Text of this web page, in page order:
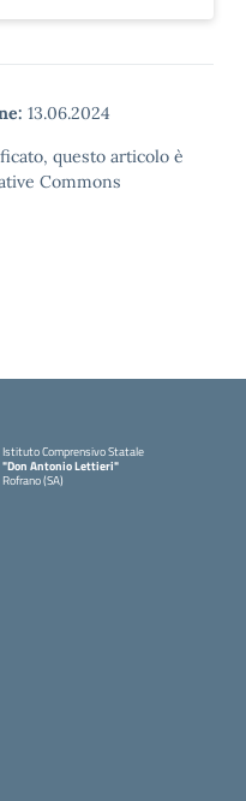
13.06.2024
questo articolo è
Commons
Istituto Comprensivo Statale
"Don Antonio Lettieri"
Rofrano (SA)